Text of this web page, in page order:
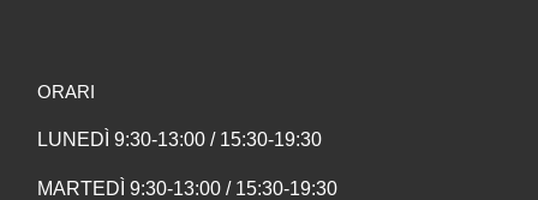
ORARI
LUNEDÌ 9:30-13:00 / 15:30-19:30
MARTEDÌ 9:30-13:00 / 15:30-19:30